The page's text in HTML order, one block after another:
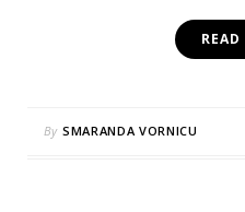
READ
By SMARANDA VORNICU